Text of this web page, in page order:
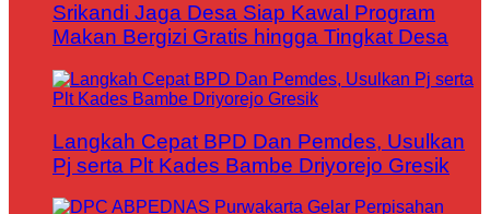
Srikandi Jaga Desa Siap Kawal Program
Makan Bergizi Gratis hingga Tingkat Desa
Langkah Cepat BPD Dan Pemdes, Usulkan
Pj serta Plt Kades Bambe Driyorejo Gresik